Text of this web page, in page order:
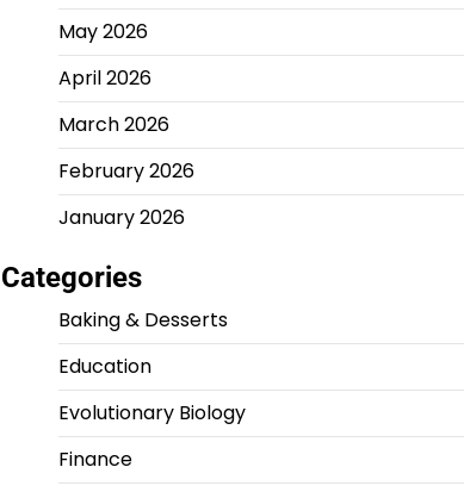
May 2026
April 2026
March 2026
February 2026
January 2026
Categories
Baking & Desserts
Education
Evolutionary Biology
Finance